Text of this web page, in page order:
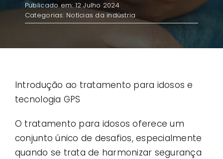
Contato
Casos de uso
Publicado em: 12 Julho 2024
Categorias: Notícias da indústria
Introdução ao tratamento para idosos e
tecnologia GPS
O tratamento para idosos oferece um
conjunto único de desafios, especialmente
quando se trata de harmonizar segurança